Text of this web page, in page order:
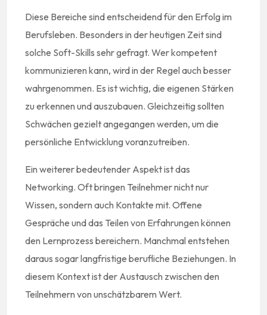
Diese Bereiche sind entscheidend für den Erfolg im
Berufsleben. Besonders in der heutigen Zeit sind
solche Soft-Skills sehr gefragt. Wer kompetent
kommunizieren kann, wird in der Regel auch besser
wahrgenommen. Es ist wichtig, die eigenen Stärken
zu erkennen und auszubauen. Gleichzeitig sollten
Schwächen gezielt angegangen werden, um die
persönliche Entwicklung voranzutreiben.
Ein weiterer bedeutender Aspekt ist das
Networking. Oft bringen Teilnehmer nicht nur
Wissen, sondern auch Kontakte mit. Offene
Gespräche und das Teilen von Erfahrungen können
den Lernprozess bereichern. Manchmal entstehen
daraus sogar langfristige berufliche Beziehungen. In
diesem Kontext ist der Austausch zwischen den
Teilnehmern von unschätzbarem Wert.